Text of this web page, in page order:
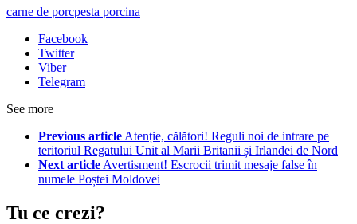
carne de porcpesta porcina
Facebook
Twitter
Viber
Telegram
See more
Previous article Atenție, călători! Reguli noi de intrare pe
teritoriul Regatului Unit al Marii Britanii și Irlandei de Nord
Next article Avertisment! Escrocii trimit mesaje false în
numele Poștei Moldovei
Tu ce crezi?